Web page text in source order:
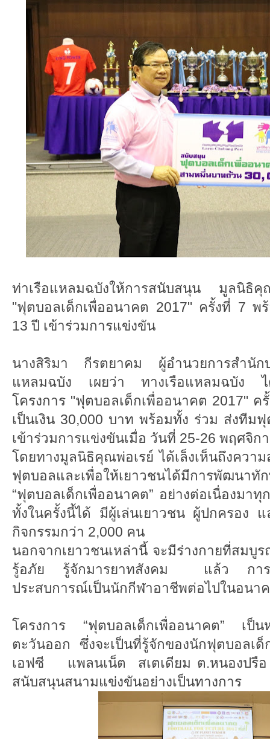
ท่าเรือแหลมฉบังให้การสนับสนุน มูลนิธิคุ
"ฟุตบอลเด็กเพื่ออนาคต 2017" ครั้งที่ 7 พ
13 ปี เข้าร่วมการแข่งขัน
นางสิริมา กีรตยาคม ผู้อำนวยการสำนัก
แหลมฉบัง เผยว่า ทางเรือแหลมฉบัง
โครงการ "ฟุตบอลเด็กเพื่ออนาคต 2017"
เป็นเงิน 30,000 บาท พร้อมทั้ง ร่วม ส่งทีม
เข้าร่วมการแข่งขันเมื่อ วันที่ 25-26 พฤศจิ
โดยทางมูลนิธิคุณพ่อเรย์ ได้เล็งเห็นถึงคว
ฟุตบอลและเพื่อให้เยาวชนได้มีการพัฒนา
“ฟุตบอลเด็กเพื่ออนาคต” อย่างต่อเนื่องมา
ทั้งในครั้งนี้ได้ มีผู้เล่นเยาวชน ผู้ปกครอง
กิจกรรมกว่า 2,000 คน
นอกจากเยาวชนเหล่านี้ จะมีร่างกายที่สมบู
รู้อภัย รู้จักมารยาทสังคม แล้ว การแ
ประสบการณ์เป็นนักกีฬาอาชีพต่อไปในอนา
โครงการ “ฟุตบอลเด็กเพื่ออนาคต” เป็น
ตะวันออก ซึ่งจะเป็นที่รู้จักของนักฟุตบอลเ
เอฟซี แพลนเน็ต สเตเดียม ต.หนองปรือ
สนับสนุนสนามแข่งขันอย่างเป็นทางการ